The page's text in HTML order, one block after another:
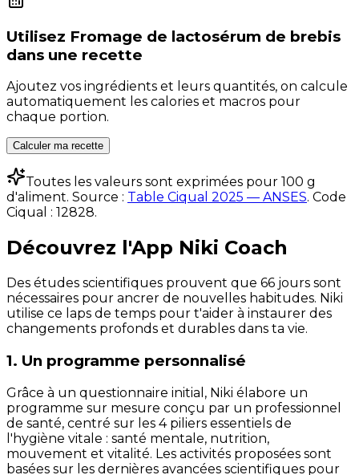
Utilisez Fromage de lactosérum de brebis
dans une recette
Ajoutez vos ingrédients et leurs quantités, on calcule
automatiquement les calories et macros pour
chaque portion.
Calculer ma recette
Toutes les valeurs sont exprimées pour 100 g
d'aliment. Source : Table Ciqual 2025 — ANSES. Code
Ciqual : 12828.
Découvrez l'App Niki Coach
Des études scientifiques prouvent que 66 jours sont
nécessaires pour ancrer de nouvelles habitudes. Niki
utilise ce laps de temps pour t'aider à instaurer des
changements profonds et durables dans ta vie.
1. Un programme personnalisé
Grâce à un questionnaire initial, Niki élabore un
programme sur mesure conçu par un professionnel
de santé, centré sur les 4 piliers essentiels de
l'hygiène vitale : santé mentale, nutrition,
mouvement et vitalité. Les activités proposées sont
basées sur les dernières avancées scientifiques pour